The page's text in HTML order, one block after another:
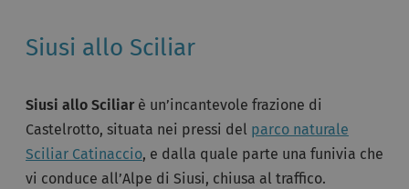
Siusi allo Sciliar
Siusi allo Sciliar è un’incantevole frazione di
Castelrotto, situata nei pressi del parco naturale
Sciliar Catinaccio, e dalla quale parte una funivia che
vi conduce all’Alpe di Siusi, chiusa al traffico.